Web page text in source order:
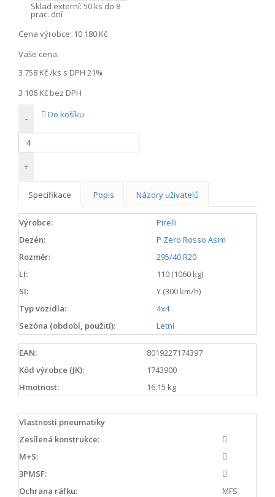
Sklad externí: 50 ks do 8
prac. dní
Cena výrobce: 10 180 Kč
Vaše cena:
3 758 Kč/ks s DPH 21%
3 106 Kč bez DPH
-
+
Do košíku
Specifikace Popis Názory uživatelů
Výrobce:
Pirelli
Dezén:
P Zero Rosso Asim
Rozměr:
295/40 R20
LI:
110 (1060 kg)
SI:
Y (300 km/h)
Typ vozidla:
4x4
Sezóna (období, použití):
Letní
EAN:
8019227174397
Kód výrobce (JK):
1743900
Hmotnost:
16.15 kg
Vlastnosti pneumatiky
Zesílená konstrukce:
M+S:
3PMSF:
Ochrana ráfku:
MFS